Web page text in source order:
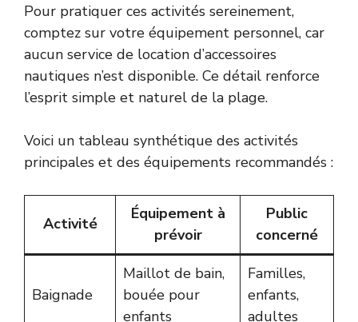
Pour pratiquer ces activités sereinement,
comptez sur votre équipement personnel, car
aucun service de location d’accessoires
nautiques n’est disponible. Ce détail renforce
l’esprit simple et naturel de la plage.
Voici un tableau synthétique des activités
principales et des équipements recommandés :
Activité
Équipement à
prévoir
Public
concerné
Baignade
Maillot de bain,
bouée pour
enfants
Familles,
enfants,
adultes